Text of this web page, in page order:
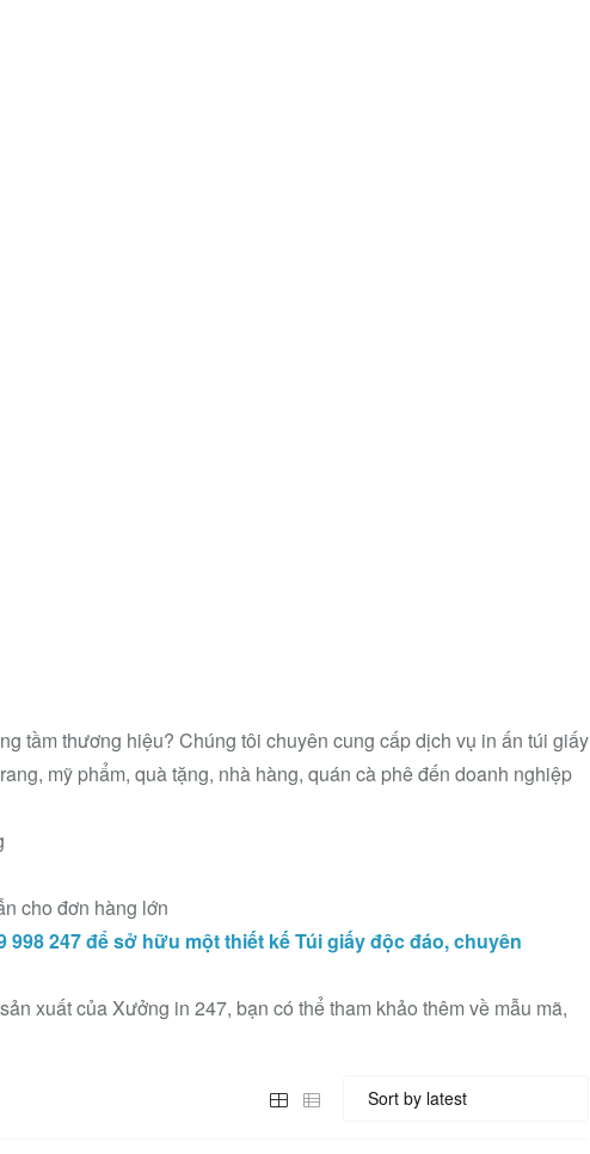
tầm thương hiệu? Chúng tôi chuyên cung cấp dịch vụ in ấn túi giấy
mỹ phẩm, quà tặng, nhà hàng, quán cà phê đến doanh nghiệp
cho đơn hàng lớn
998 247 để sở hữu một thiết kế Túi giấy độc đáo, chuyên
xuất của Xưởng in 247, bạn có thể tham khảo thêm về mẫu mã,